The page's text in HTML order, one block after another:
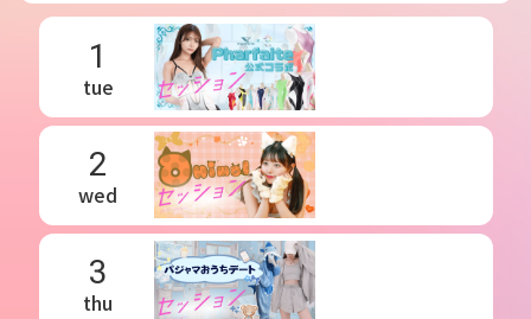
1
tue
2
wed
3
thu